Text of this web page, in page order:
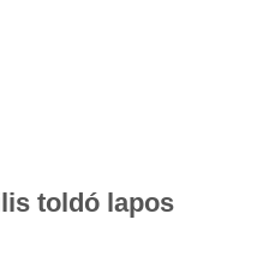
toldó lapos